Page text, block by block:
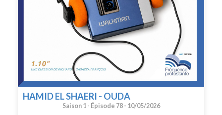
HAMID EL SHAERI - OUDA
Saison 1 - Épisode 78 - 10/05/2026